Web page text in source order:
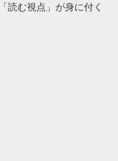
読む視点」が身に付く